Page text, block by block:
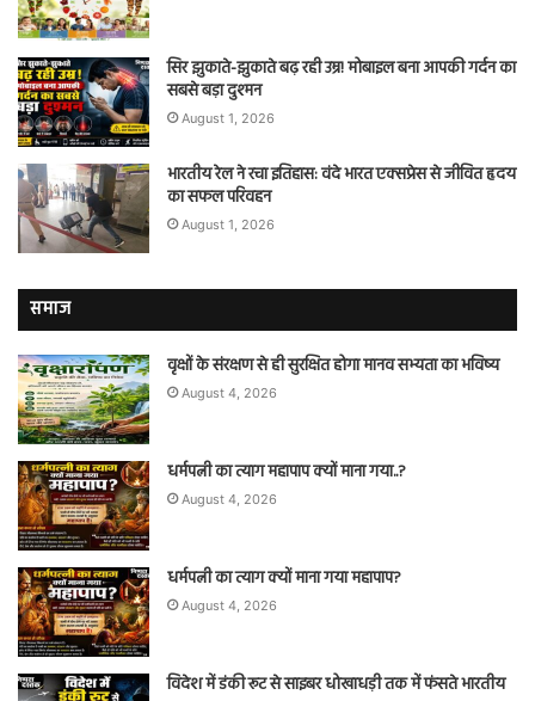
सिर झुकाते-झुकाते बढ़ रही उम्र! मोबाइल बना आपकी गर्दन का
सबसे बड़ा दुश्मन
August 1, 2026
भारतीय रेल ने रचा इतिहास: वंदे भारत एक्सप्रेस से जीवित हृदय
का सफल परिवहन
August 1, 2026
समाज
वृक्षों के संरक्षण से ही सुरक्षित होगा मानव सभ्यता का भविष्य
August 4, 2026
धर्मपत्नी का त्याग महापाप क्यों माना गया..?
August 4, 2026
धर्मपत्नी का त्याग क्यों माना गया महापाप?
August 4, 2026
विदेश में डंकी रूट से साइबर धोखाधड़ी तक में फंसते भारतीय